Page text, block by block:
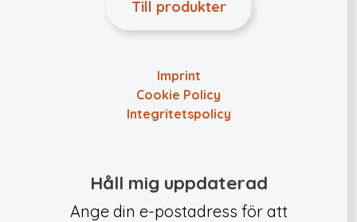
Till produkter
Imprint
Cookie Policy
Integritets­policy
Håll mig uppdaterad
Ange din e-postadress för att